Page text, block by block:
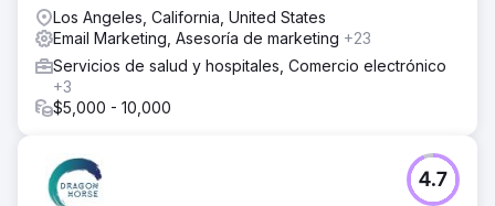
Los Angeles, California, United States
Email Marketing, Asesoría de marketing +23
Servicios de salud y hospitales, Comercio electrónico
+3
$5,000 - 10,000
4.7